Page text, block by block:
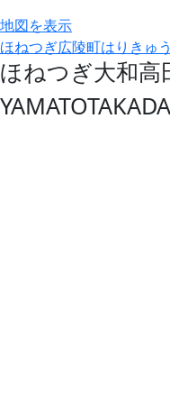
地図を表示
ほねつぎ広陵町はりきゅ
ほねつぎ大和
YAMATOTAKADA